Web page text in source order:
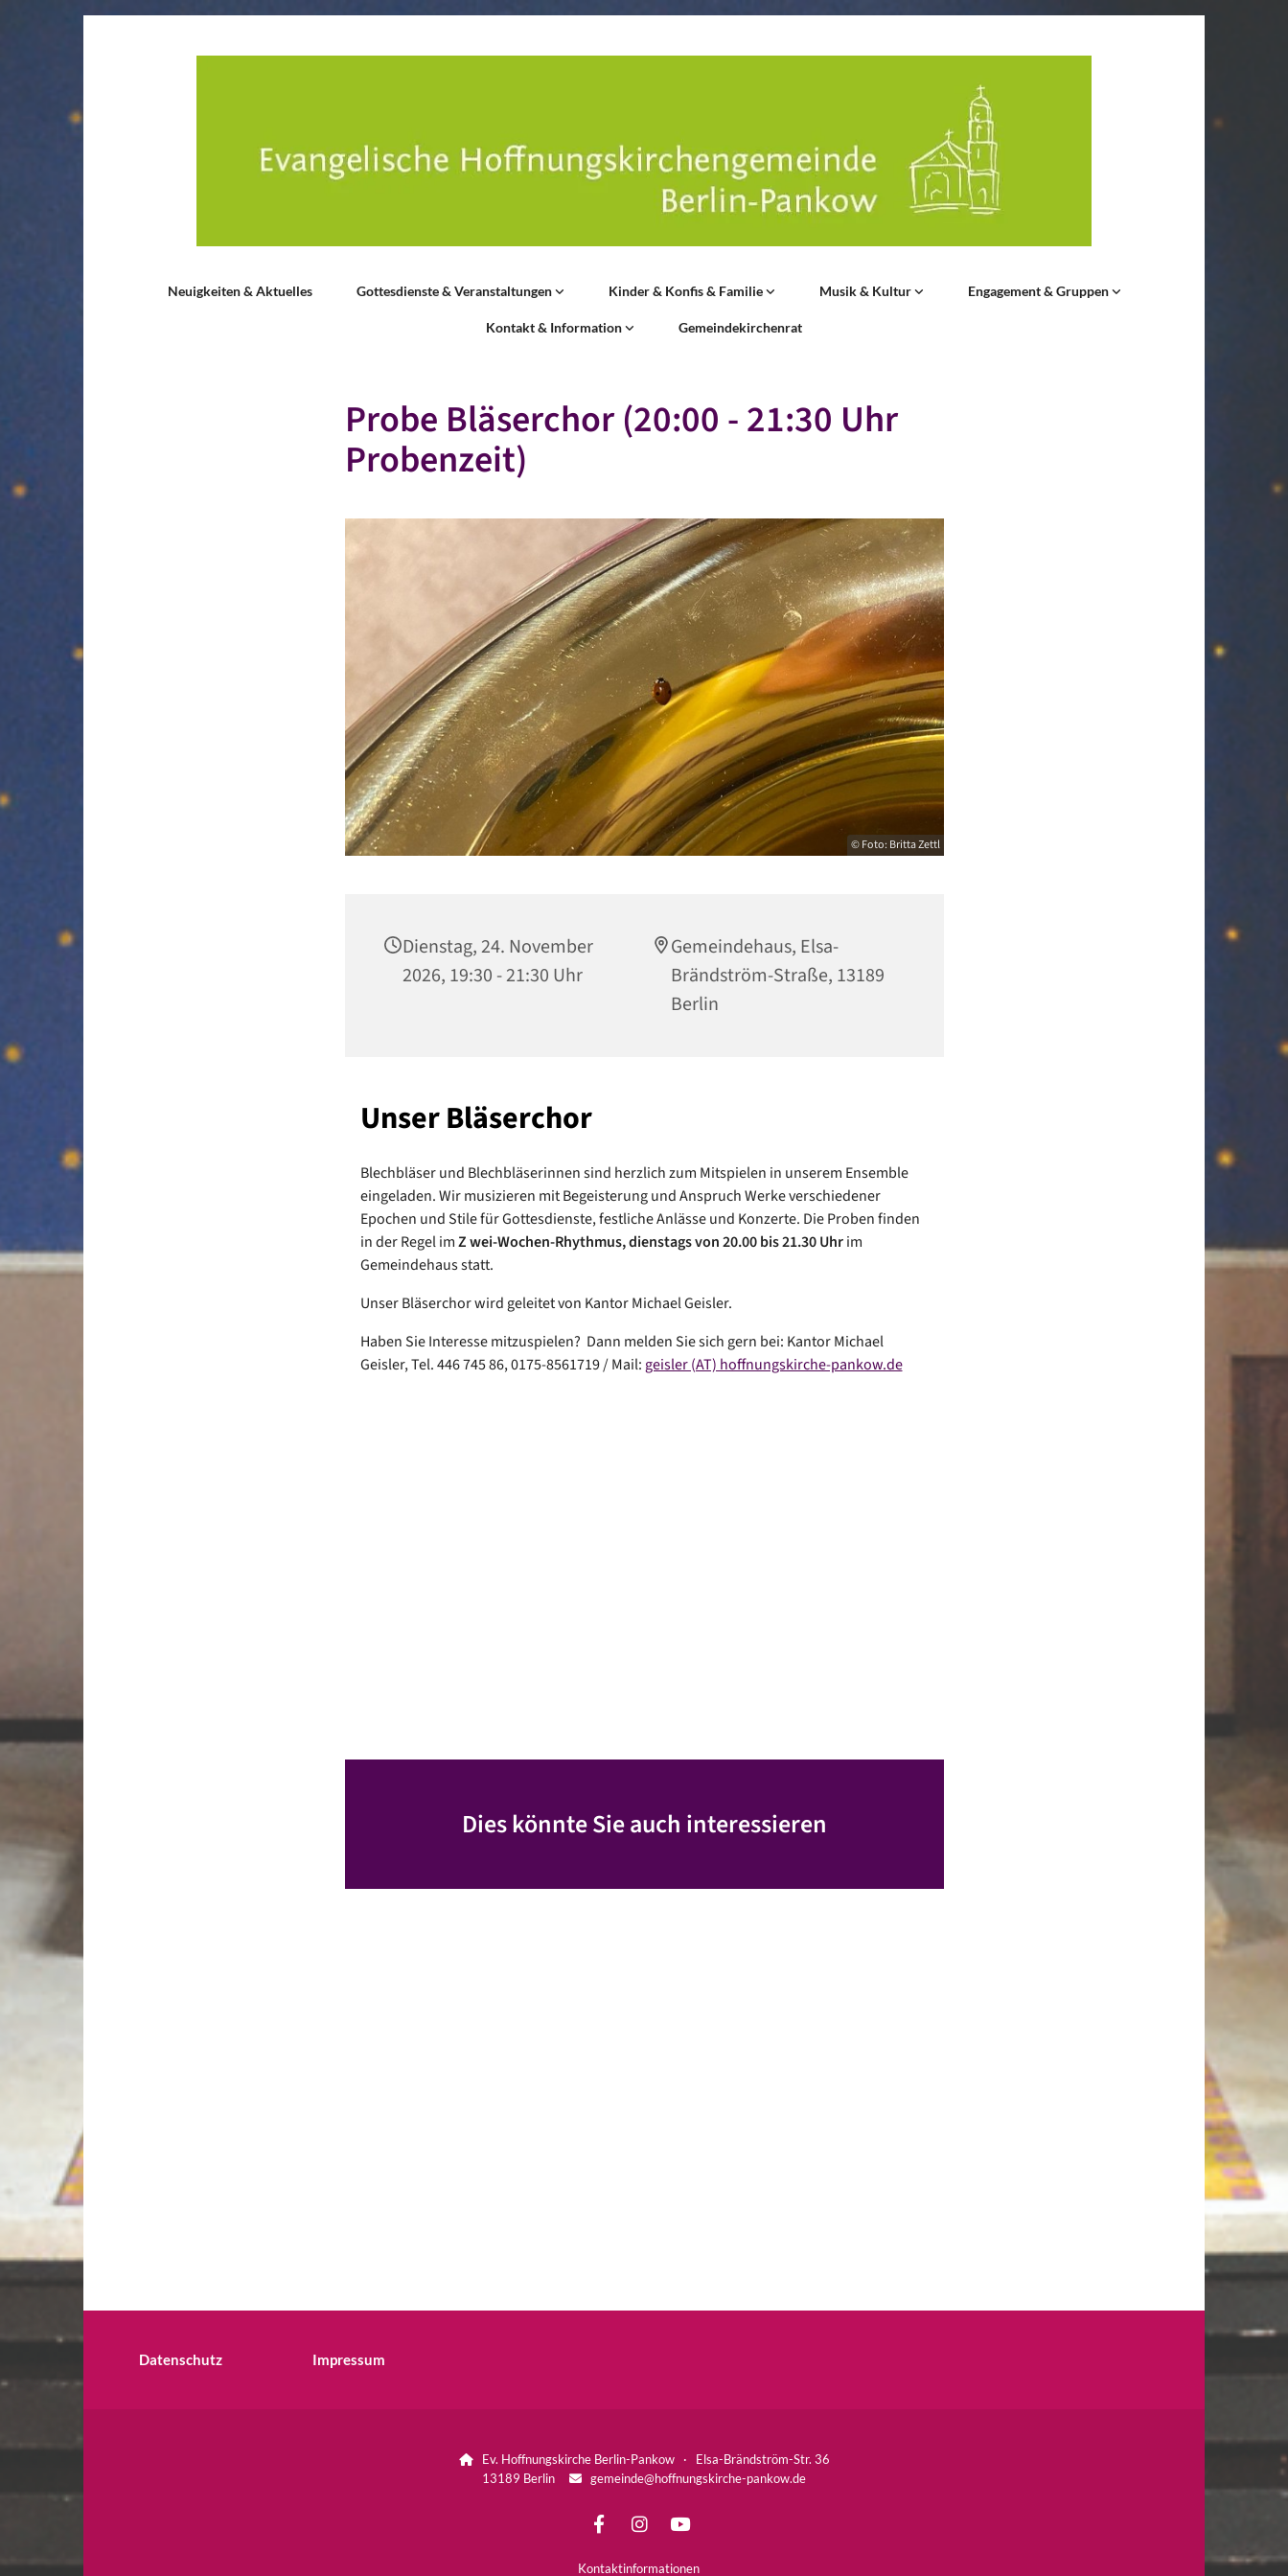
Neuigkeiten & Aktuelles Gottesdienste & Veranstaltungen Kinder & Konfis & Familie Musik & Kultur Engagement & Gruppen
Kontakt & Information Gemeindekirchenrat
Probe Bläserchor (20:00 - 21:30 Uhr
Probenzeit)
© Foto: Britta Zettl
Dienstag, 24. November
2026, 19:30 - 21:30 Uhr
Gemeindehaus, Elsa-
Brändström-Straße, 13189
Berlin
Unser Bläserchor
Blechbläser und Blechbläserinnen sind herzlich zum Mitspielen in unserem Ensemble
eingeladen. Wir musizieren mit Begeisterung und Anspruch Werke verschiedener
Epochen und Stile für Gottesdienste, festliche Anlässe und Konzerte. Die Proben finden
in der Regel imZwei-Wochen-Rhythmus, dienstags von 20.00 bis 21.30 Uhrim
Gemeindehaus statt.
Unser Bläserchor wird geleitet von Kantor Michael Geisler.
Haben Sie Interesse mitzuspielen? Dann melden Sie sich gern bei: Kantor Michael
Geisler, Tel. 446 745 86, 0175-8561719 / Mail: geisler (AT) hoffnungskirche-pankow.de
Dies könnte Sie auch interessieren
Datenschutz Impressum
Ev. Hoffnungskirche Berlin-Pankow · Elsa-Brändström-Str. 36
13189 Berlin
 gemeinde@hoffnungskirche-pankow.de
Kontaktinformationen